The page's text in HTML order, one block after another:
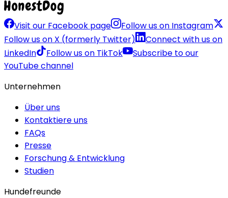
Visit our Facebook page
Follow us on Instagram
Follow us on X (formerly Twitter)
Connect with us on
LinkedIn
Follow us on TikTok
Subscribe to our
YouTube channel
Unternehmen
Über uns
Kontaktiere uns
FAQs
Presse
Forschung & Entwicklung
Studien
Hundefreunde